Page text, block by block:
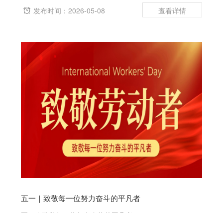
营、产品研发及发展难题，精准对接需求、破解发展堵点，
发布时间：2026-05-08
五一｜致敬每一位努力奋斗的平凡者